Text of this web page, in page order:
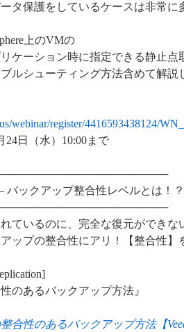
タ保護をしているケースは非常に
上のVMの
ケーション時に指定できる静止点
ルシューティング方法含めて解説
webinar/register/4416593438124/
24日（水）10:00まで
バックアップ整合性レベルとは！？
れているのに、完全な復元ができな
ップの整合性にアリ！【整合性】
のあるバックアップ方法』
合性のあるバックアップ方法【